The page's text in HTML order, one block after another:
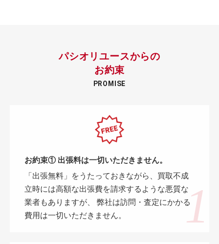
パシオリユースからの
お約束
PROMISE
お約束① 出張料は一切いただきません。
「出張無料」をうたっておきながら、買取不成
立時には高額な出張費を請求するような悪質な
業者もありますが、 弊社は訪問・査定にかかる
費用は一切いただきません。